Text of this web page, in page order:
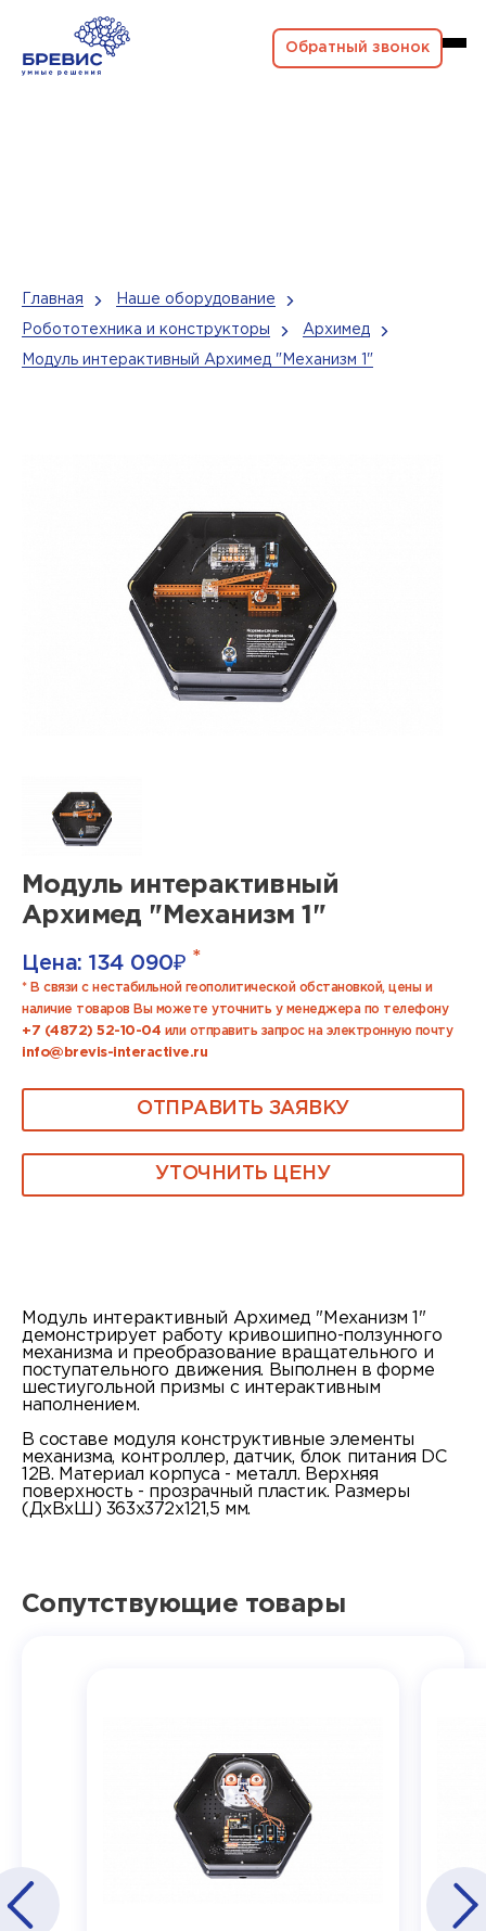
Обратный звонок
Главная Наше оборудование
Робототехника и конструкторы Архимед
Модуль интерактивный Архимед "Механизм 1"
Модуль интерактивный
Архимед "Механизм 1"
Цена: 134 090₽ *
* В связи с нестабильной геополитической обстановкой, цены и
наличие товаров Вы можете уточнить у менеджера по телефону
+7 (4872) 52-10-04 или отправить запрос на электронную почту
info@brevis-interactive.ru
ОТПРАВИТЬ ЗАЯВКУ
УТОЧНИТЬ ЦЕНУ
Модуль интерактивный Архимед "Механизм 1"
демонстрирует работу кривошипно-ползунного
механизма и преобразование вращательного и
поступательного движения. Выполнен в форме
шестиугольной призмы с интерактивным
наполнением.
В составе модуля конструктивные элементы
механизма, контроллер, датчик, блок питания DC
12В. Материал корпуса - металл. Верхняя
поверхность - прозрачный пластик. Размеры
(ДхВхШ) 363х372х121,5 мм.
Сопутствующие товары